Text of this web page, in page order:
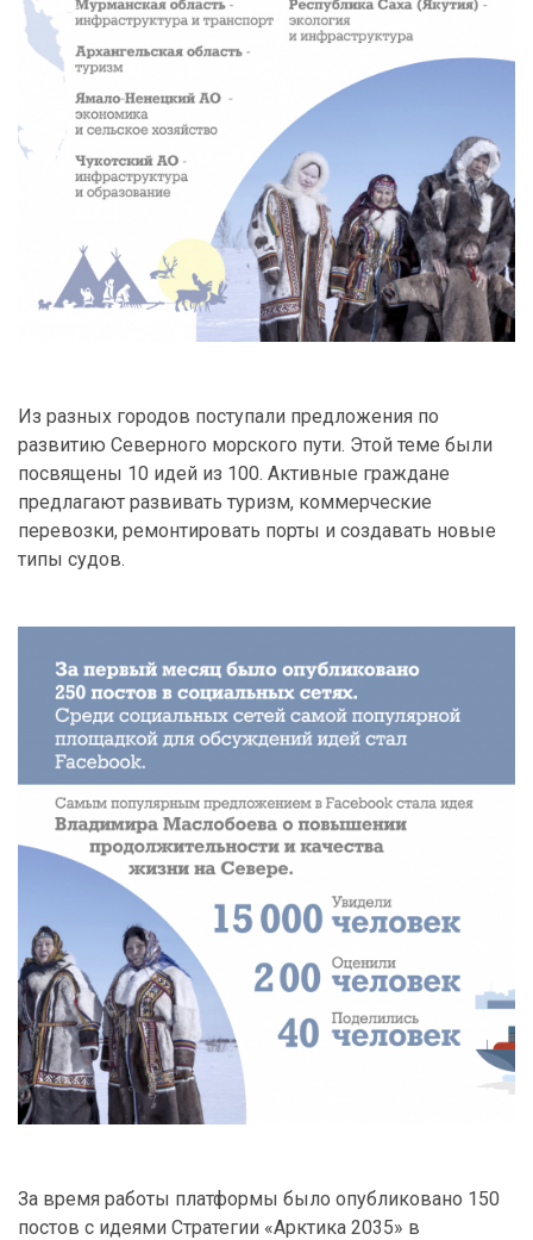
Из разных городов поступали предложения по
развитию Северного морского пути. Этой теме были
посвящены 10 идей из 100. Активные граждане
предлагают развивать туризм, коммерческие
перевозки, ремонтировать порты и создавать новые
типы судов.
За время работы платформы было опубликовано 150
постов с идеями Стратегии «Арктика 2035» в